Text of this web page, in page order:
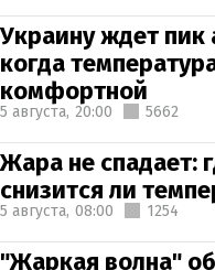
Украину ждет
когда
комфортной
5 августа, 20:00 5662
Жара не спадает:
снизится ли
5 августа, 08:00 1254
"Жаркая волна"